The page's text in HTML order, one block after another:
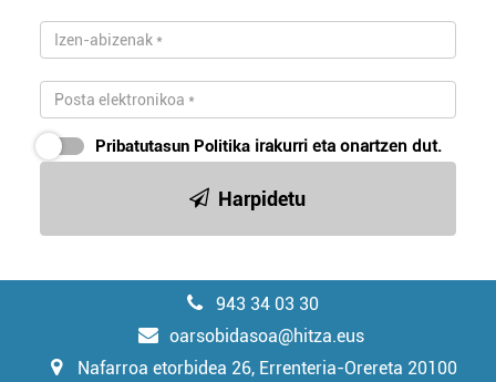
Pribatutasun Politika irakurri eta onartzen dut.
Harpidetu
943 34 03 30
oarsobidasoa@hitza.eus
Nafarroa etorbidea 26, Errenteria-Orereta 20100